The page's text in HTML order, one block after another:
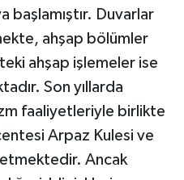
başlamıştır. Duvarlar
ahşap bölümler
ahşap işlemeler ise
Son yıllarda
faaliyetleriyle birlikte
Arpaz Kulesi ve
etmektedir. Ancak